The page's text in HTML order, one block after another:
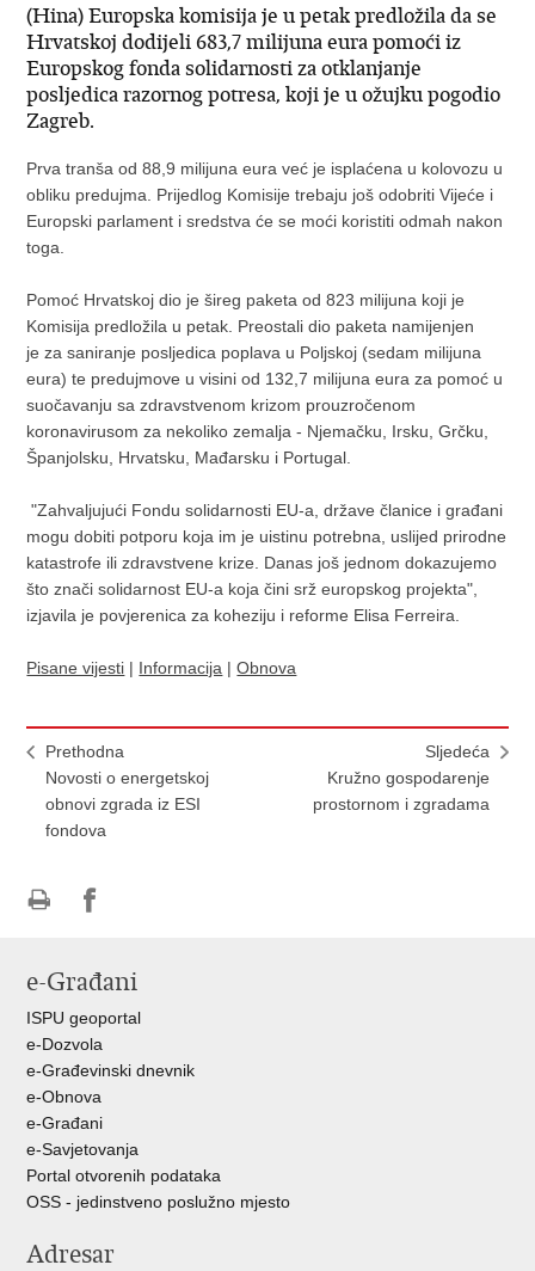
(Hina) Europska komisija je u petak predložila da se
Hrvatskoj dodijeli 683,7 milijuna eura pomoći iz
Europskog fonda solidarnosti za otklanjanje
posljedica razornog potresa, koji je u ožujku pogodio
Zagreb.
Prva tranša od 88,9 milijuna eura već je isplaćena u kolovozu u
obliku predujma. Prijedlog Komisije trebaju još odobriti Vijeće i
Europski parlament i sredstva će se moći koristiti odmah nakon
toga.
Pomoć Hrvatskoj dio je šireg paketa od 823 milijuna koji je
Komisija predložila u petak. Preostali dio paketa namijenjen
je za saniranje posljedica poplava u Poljskoj (sedam milijuna
eura) te predujmove u visini od 132,7 milijuna eura za pomoć u
suočavanju sa zdravstvenom krizom prouzročenom
koronavirusom za nekoliko zemalja - Njemačku, Irsku, Grčku,
Španjolsku, Hrvatsku, Mađarsku i Portugal.
"Zahvaljujući Fondu solidarnosti EU-a, države članice i građani
mogu dobiti potporu koja im je uistinu potrebna, uslijed prirodne
katastrofe ili zdravstvene krize. Danas još jednom dokazujemo
što znači solidarnost EU-a koja čini srž europskog projekta",
izjavila je povjerenica za koheziju i reforme Elisa Ferreira.
Pisane vijesti | Informacija |Obnova
Prethodna
Novosti o energetskoj
obnovi zgrada iz ESI
fondova
Sljedeća
Kružno gospodarenje
prostornom i zgradama
FacebookuTwitteru
e-Građani
ISPU geoportal
e-Dozvola
e-Građevinski dnevnik
e-Obnova
e-Građani
e-Savjetovanja
Portal otvorenih podataka
OSS - jedinstveno poslužno mjesto
Adresar